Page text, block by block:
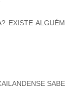
EXISTE ALGUÉM
SABE